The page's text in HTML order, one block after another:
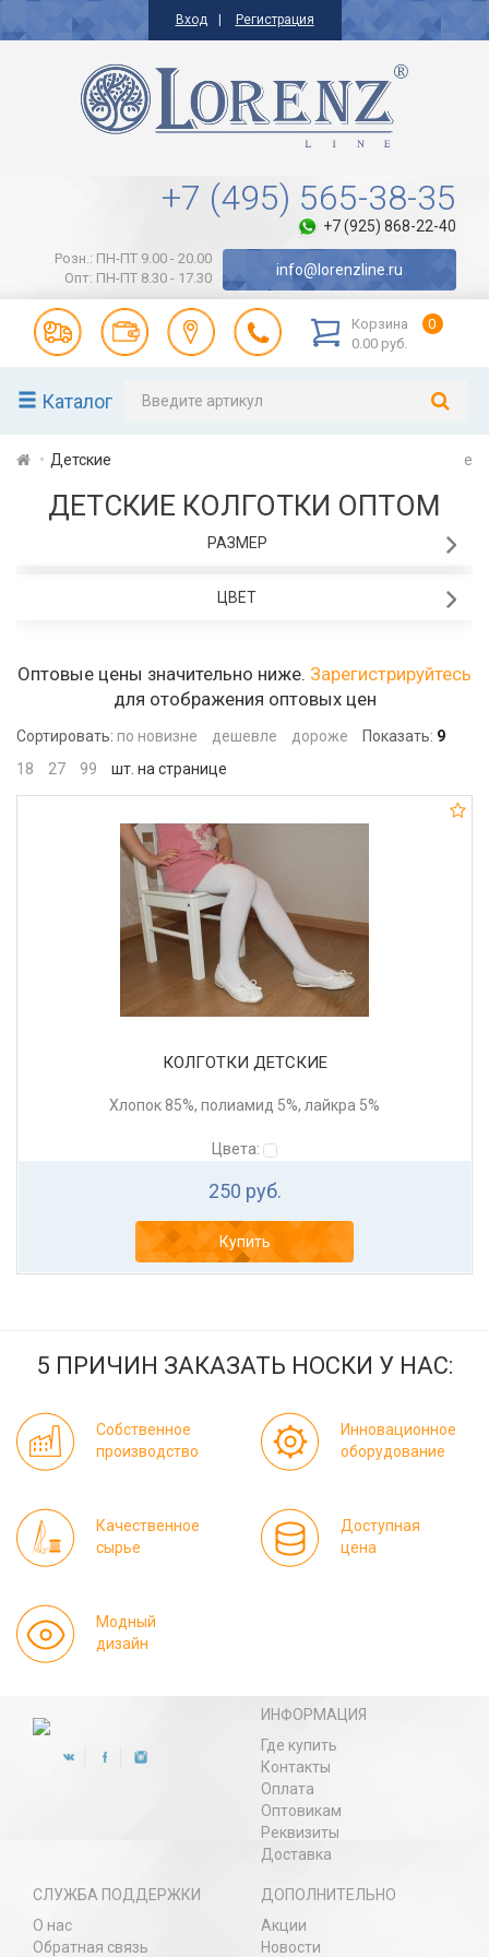
Вход Регистрация
+7 (495) 565-38-35
+7 (925) 868-22-40
Розн.: ПН-ПТ 9.00 - 20.00
Опт: ПН-ПТ 8.30 - 17.30
info@lorenzline.ru
Корзина
0
0.00 руб.
Каталог
Детские e
ДЕТСКИЕ КОЛГОТКИ ОПТОМ
РАЗМЕР
ЦВЕТ
Оптовые цены значительно ниже. Зарегистрируйтесь
для отображения оптовых цен
Сортировать: по новизне дешевле дороже Показать: 9
18
27 99 шт. на странице
КОЛГОТКИ ДЕТСКИЕ
Хлопок 85%, полиамид 5%, лайкра 5%
Цвета:
250 руб.
Купить
5 ПРИЧИН ЗАКАЗАТЬ НОСКИ У НАС:
Собственное
производство
Инновационное
оборудование
Качественное
сырье
Доступная
цена
Модный
дизайн
ИНФОРМАЦИЯ
Где купить
Контакты
Оплата
Оптовикам
Реквизиты
Доставка
СЛУЖБА ПОДДЕРЖКИ
О нас
Обратная связь
ДОПОЛНИТЕЛЬНО
Акции
Новости